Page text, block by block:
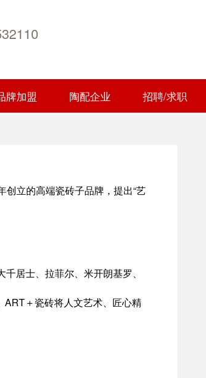
牌加盟 陶配企业 招聘/求职
立的高端瓷砖子品牌，提出“艺
居士、拉菲尔、米开朗基罗、
ART＋瓷砖将人文艺术、匠心精